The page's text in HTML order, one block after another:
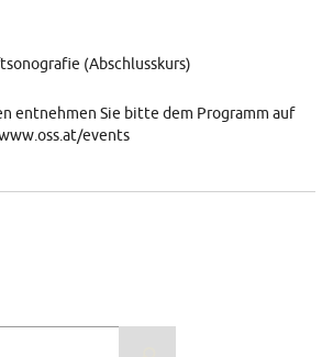
(Abschlusskurs)
entnehmen Sie bitte dem Programm auf
events